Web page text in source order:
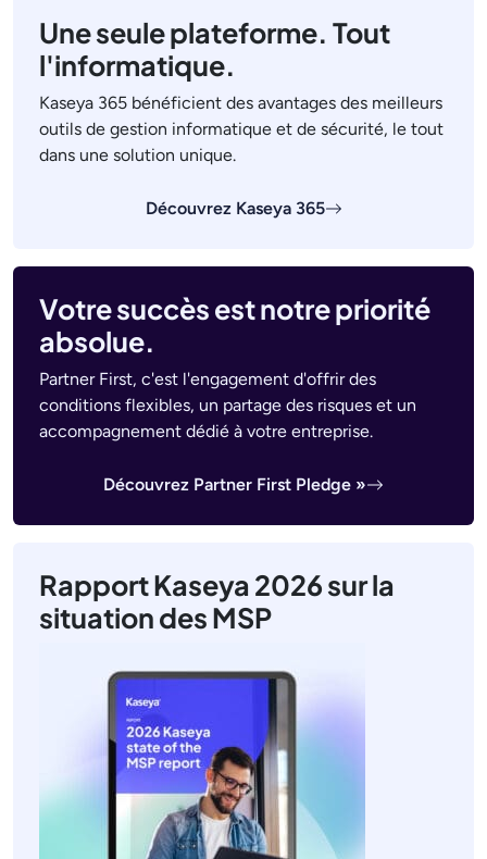
Une seule plateforme. Tout
l'informatique.
Kaseya 365 bénéficient des avantages des meilleurs
outils de gestion informatique et de sécurité, le tout
dans une solution unique.
Découvrez Kaseya 365
Votre succès est notre priorité
absolue.
Partner First, c'est l'engagement d'offrir des
conditions flexibles, un partage des risques et un
accompagnement dédié à votre entreprise.
Découvrez Partner First Pledge »
Rapport Kaseya 2026 sur la
situation des MSP